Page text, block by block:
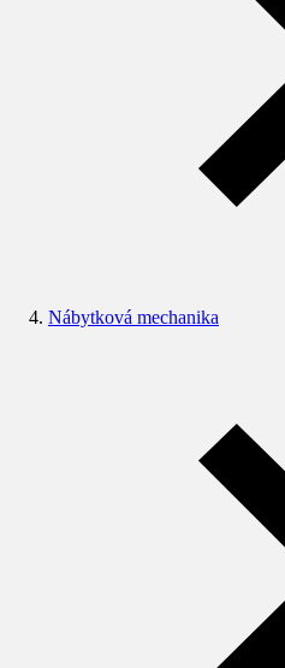
Nábytková mechanika